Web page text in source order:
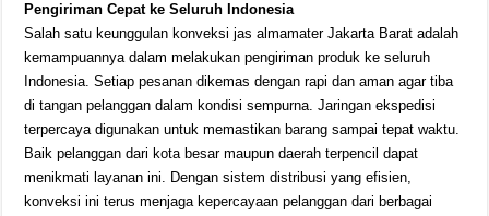
Pengiriman Cepat ke Seluruh Indonesia
Salah satu keunggulan konveksi jas almamater Jakarta Barat adalah
kemampuannya dalam melakukan pengiriman produk ke seluruh
Indonesia. Setiap pesanan dikemas dengan rapi dan aman agar tiba
di tangan pelanggan dalam kondisi sempurna. Jaringan ekspedisi
terpercaya digunakan untuk memastikan barang sampai tepat waktu.
Baik pelanggan dari kota besar maupun daerah terpencil dapat
menikmati layanan ini. Dengan sistem distribusi yang efisien,
konveksi ini terus menjaga kepercayaan pelanggan dari berbagai